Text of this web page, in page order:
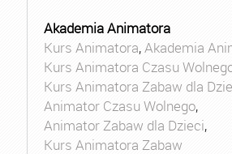
Akademia Animatora
Kurs Animatora,Akademia
Kurs Animatora Czasu
Kurs Animatora Zabaw dla
Animator Czasu Wolnego,
Animator Zabaw dla Dzieci,
Kurs Animatora Zabaw